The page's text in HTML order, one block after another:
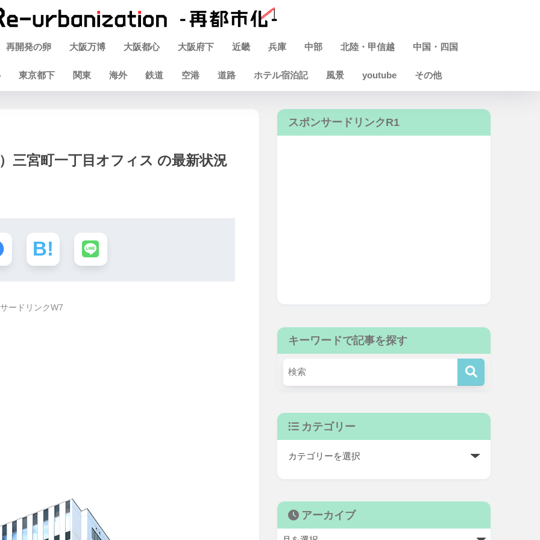
再開発の卵 大阪万博 大阪都心 大阪府下 近畿 兵庫 中部 北陸・甲信越 中国・四国
東京都下 関東 海外 鉄道 空港 道路 ホテル宿泊記 風景 youtube その他
三宮町一丁目オフィス の最新状況
ードリンクW7
スポンサードリンクR1
キーワードで記事を探す
カテゴリー
アーカイブ